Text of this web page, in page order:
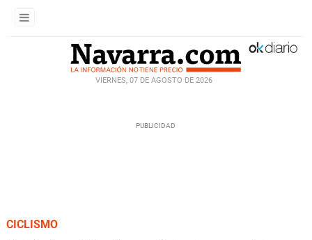
VIERNES, 07 DE AGOSTO DE 2026
CICLISMO